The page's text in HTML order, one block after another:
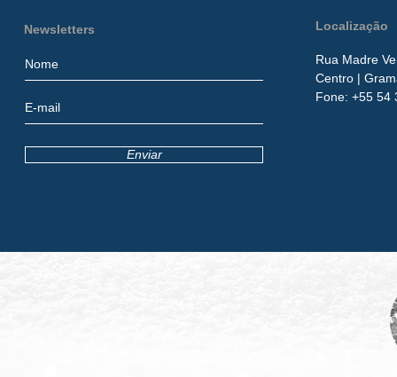
Enviar
Newsletters Localização
Rua Madre
Centro |
​Fone: +55 54